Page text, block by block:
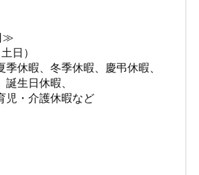
≫
日）
季休暇、冬季休暇、慶弔休暇、
生日休暇、
児・介護休暇など